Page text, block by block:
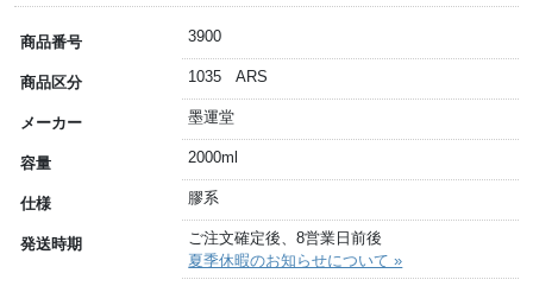
商品番号 3900
商品区分 1035 ARS
メーカー 墨運堂
容量 2000ml
仕様 膠系
発送時期
ご注文確定後、8営業日前後
夏季休暇のお知らせについて »